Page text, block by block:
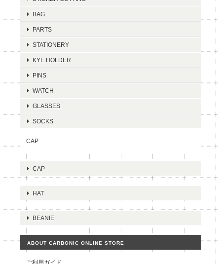
BAG
PARTS
STATIONERY
KYE HOLDER
PINS
WATCH
GLASSES
SOCKS
CAP
CAP
HAT
BEANIE
ABOUT CARBONIC ONLINE STORE
ご利用ガイド